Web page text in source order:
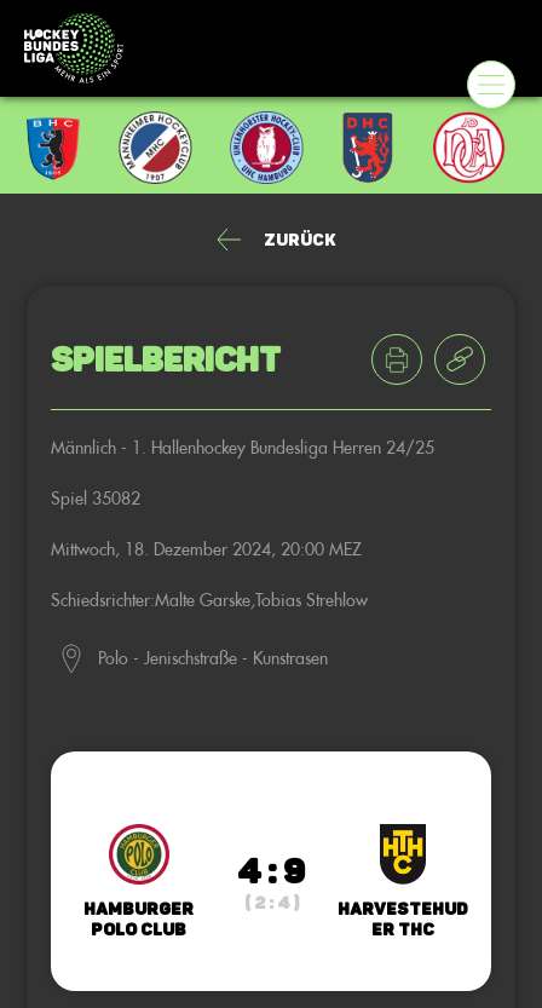
Zurück
Spielbericht
Männlich - 1. Hallenhockey Bundesliga Herren 24/25
Spiel 35082
Mittwoch, 18. Dezember 2024, 20:00 MEZ
Schiedsrichter:Malte Garske,Tobias Strehlow
Polo - Jenischstraße - Kunstrasen
Hamburger
Polo Club
4 : 9
( 2 : 4 )
Harvestehud
er THC